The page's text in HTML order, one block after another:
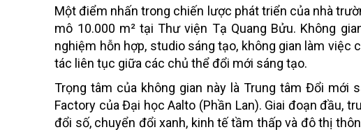
Một điểm nhấn trong chiến lược phát triển của nhà
mô 10.000 m² tại Thư viện Tạ Quang Bửu. Không
nghiệm hỗn hợp, studio sáng tạo, không gian làm
tác liên tục giữa các chủ thể đổi mới sáng tạo.
Trọng tâm của không gian này là Trung tâm Đổi mới
Factory của Đại học Aalto (Phần Lan). Giai đoạn đầu,
đổi số, chuyển đổi xanh, kinh tế tầm thấp và đô thị